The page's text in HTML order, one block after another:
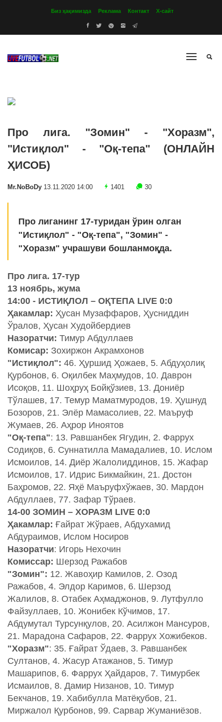
Биз ҳақимизда Реклама Контакт Х-сайт
Про лига. "Зомин" - "Хоразм",
"Истиқлол" - "Оқ-тепа" (ОНЛАЙН
ҲИСОБ)
Mr.NoBoDy 13.11.2020 14:00 1401 30
Про лиганинг 17-туридан ўрин олган
"Истиқлол" - "Оқ-тепа", "Зомин" -
"Хоразм" учрашуви бошланмоқда.
Про лига. 17-тур
13 ноябрь, жума
14:00 - ИСТИҚЛОЛ – ОҚТЕПА LIVE 0:0
Ҳакамлар: Ҳусан Музаффаров, Ҳусниддин
Ўралов, Ҳусан Худойбердиев
Назоратчи: Тимур Абдуллаев
Комисар: Зохиржон Акрамхонов
"Истиқлол": 46. Ҳуршид Ҳожаев, 5. Абдуҳолиқ
Қурбонов, 6. Оқилбек Маҳмудов, 10. Даврон
Исоқов, 11. Шоҳруҳ Бойқўзиев, 13. Дониёр
Тўлашев, 17. Темур Маматмуродов, 19. Ҳушнуд
Бозоров, 21. Элёр Мамасолиев, 22. Маъруф
Жумаев, 26. Аҳрор Иноятов
"Оқ-тепа": 13. Равшанбек Ягудин, 2. Фаррух
Содиқов, 6. Суннатилла Мамадалиев, 10. Ислом
Исмоилов, 14. Диёр Жалолиддинов, 15. Жафар
Исмоилов, 17. Идрис Бикмайкин, 21. Достон
Баҳромов, 22. Яҳё Маъруфхўжаев, 30. Мардон
Абдуллаев, 77. Зафар Тўраев.
14-00 ЗОМИН – ХОРАЗМ LIVE 0:0
Ҳакамлар: Ғайрат Жўраев, Абдухамид
Абдураимов, Ислом Носиров
Назоратчи: Игорь Нехочин
Комиссар: Шерзод Ражабов
"Зомин": 12. Жавоҳир Камилов, 2. Озод
Ражабов, 4. Элдор Каримов, 6. Шерзод
Жалилов, 8. Отабек Аҳмаджонов, 9. Лутфулло
Файзуллаев, 10. Жонибек Кўчимов, 17.
Абдумутал Турсунқулов, 20. Асилжон Мансуров,
21. Марадона Сафаров, 22. Фаррух Хожибеков.
"Хоразм": 35. Ғайрат Ўдаев, 3. Равшанбек
Султанов, 4. Жасур Атажанов, 5. Тимур
Машарипов, 6. Фаррух Ҳайдаров, 7. Тимурбек
Исмаилов, 8. Дамир Низанов, 10. Тимур
Бекчанов, 19. Хабибулла Матёқубов, 21.
Миржалол Қурбонов, 99. Сарвар Жуманиёзов.